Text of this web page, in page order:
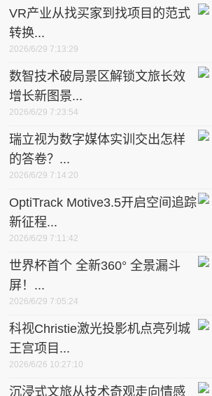
VR产业从找买家到找项目的范式
转换...
2026/6/29 7:13:29
数智技术破局景区解锁文旅长效
增长新图景...
2026/6/29 7:23:54
瑞立视为数字媒体实训交出怎样
的答卷？...
2026/6/29 7:14:20
OptiTrack Motive3.5开启空间追踪
新征程...
2026/6/29 7:11:42
世界杯首个 全新360° 全景漏斗
屏！...
2026/6/29 7:05:24
科视Christie激光投影机点亮列城
王宫项目...
2026/6/26 10:27:10
沉浸式文旅从技术奇观走向情感